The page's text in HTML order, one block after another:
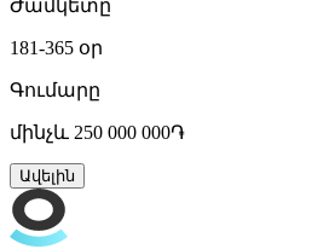
Ժամկետը
181-365 օր
Գումարը
մինչև 250 000 000֏
Ավելին